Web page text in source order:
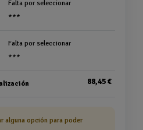
Falta por seleccionar
***
Falta por seleccionar
***
88,45 €
alguna opción para poder